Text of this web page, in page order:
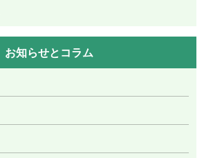
お知らせとコラム